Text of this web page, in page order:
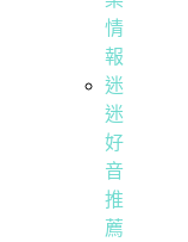
情
報
迷
迷
好
音
推
薦